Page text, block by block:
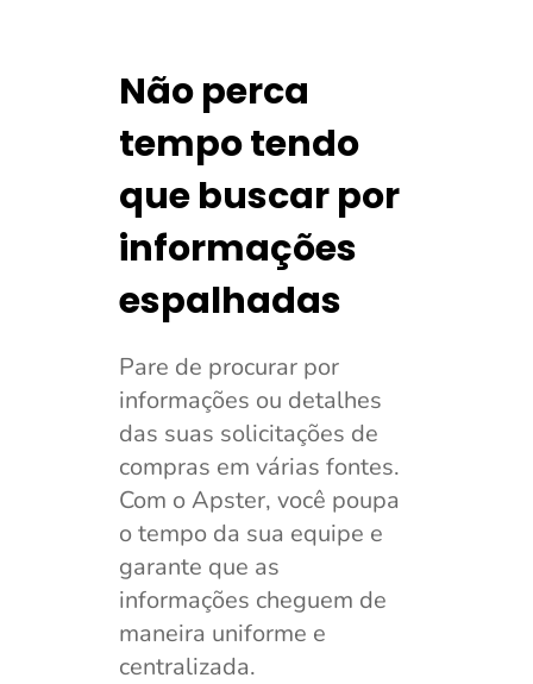
Não perca
tempo tendo
que buscar por
informações
espalhadas
Pare de procurar por
informações ou detalhes
das suas solicitações de
compras em várias fontes.
Com o Apster, você poupa
o tempo da sua equipe e
garante que as
informações cheguem de
maneira uniforme e
centralizada.